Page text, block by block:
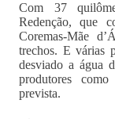
Com 37
Redenção, que
Coremas-Mãe
trechos. E várias
desviado a água
produtores
prevista.